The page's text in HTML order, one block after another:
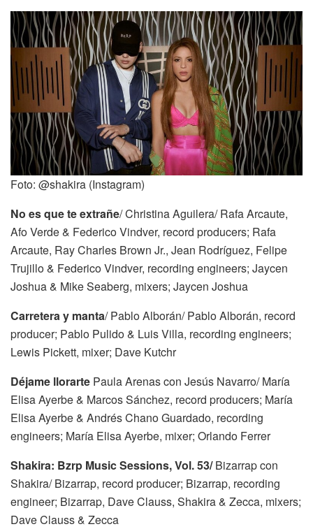
Foto: @shakira (Instagram)
No es que te extrañe/ Christina Aguilera/ Rafa Arcaute,
Afo Verde & Federico Vindver, record producers; Rafa
Arcaute, Ray Charles Brown Jr., Jean Rodríguez, Felipe
Trujillo & Federico Vindver, recording engineers; Jaycen
Joshua & Mike Seaberg, mixers; Jaycen Joshua
Carretera y manta/ Pablo Alborán/ Pablo Alborán, record
producer; Pablo Pulido & Luis Villa, recording engineers;
Lewis Pickett, mixer; Dave Kutchr
Déjame llorarte Paula Arenas con Jesús Navarro/ María
Elisa Ayerbe & Marcos Sánchez, record producers; María
Elisa Ayerbe & Andrés Chano Guardado, recording
engineers; María Elisa Ayerbe, mixer; Orlando Ferrer
Shakira: Bzrp Music Sessions, Vol. 53/Bizarrap con
Shakira/ Bizarrap, record producer; Bizarrap, recording
engineer; Bizarrap, Dave Clauss, Shakira & Zecca, mixers;
Dave Clauss & Zecca